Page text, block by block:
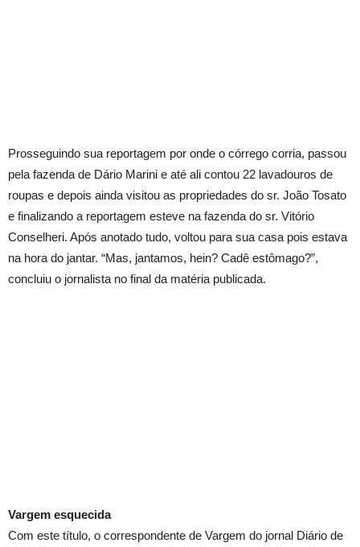
Prosseguindo sua reportagem por onde o córrego corria, passou
pela fazenda de Dário Marini e até ali contou 22 lavadouros de
roupas e depois ainda visitou as propriedades do sr. João Tosato
e finalizando a reportagem esteve na fazenda do sr. Vitório
Conselheri. Após anotado tudo, voltou para sua casa pois estava
na hora do jantar. “Mas, jantamos, hein? Cadê estômago?”,
concluiu o jornalista no final da matéria publicada.
Vargem esquecida
Com este título, o correspondente de Vargem do jornal Diário de